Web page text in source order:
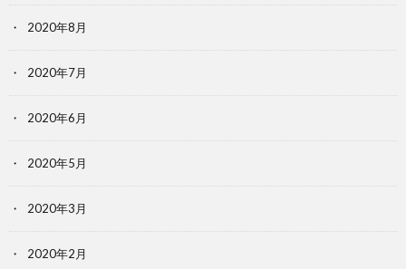
2020年8月
2020年7月
2020年6月
2020年5月
2020年3月
2020年2月